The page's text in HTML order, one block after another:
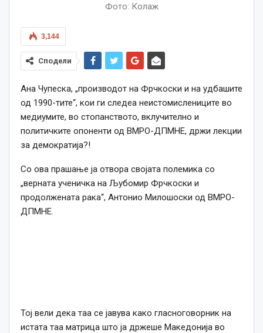
Фото: Колаж
3,144
Сподели
Ана Чупеска, „производот на Фрчкоски и на удбашите
од 1990-тите“, кои ги следеа неистомислениците во
медиумите, во стопанството, вклучително и
политичките опоненти од ВМРО-ДПМНЕ, држи лекции
за демократија?!
Со ова прашање ја отвора својата полемика со
„верната ученичка на Љубомир Фрчкоски и
продолжената рака“, Антонио Милошоски од ВМРО-
ДПМНЕ.
Тој вели дека таа се јавува како гласноговорник на
истата таа матрица што ја држеше Македонија во